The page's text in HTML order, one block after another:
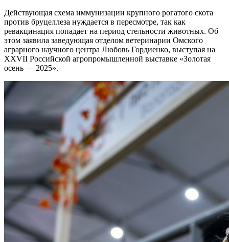
Действующая схема иммунизации крупного рогатого скота
против бруцеллеза нуждается в пересмотре, так как
ревакцинация попадает на период стельности животных. Об
этом заявила заведующая отделом ветеринарии Омского
аграрного научного центра Любовь Гордиенко, выступая на
XXVII Российской агропромышленной выставке «Золотая
осень — 2025».